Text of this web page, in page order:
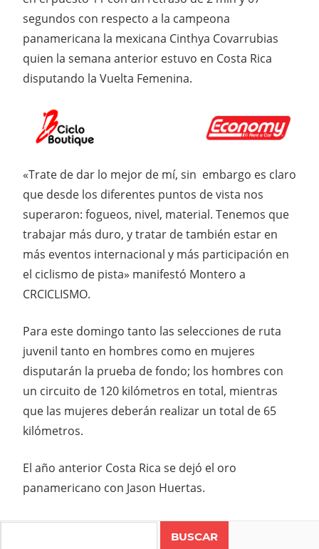
segundos con respecto a la campeona
panamericana la mexicana Cinthya Covarrubias
quien la semana anterior estuvo en Costa Rica
disputando la Vuelta Femenina.
«Trate de dar lo mejor de mí, sin embargo es claro
que desde los diferentes puntos de vista nos
superaron: fogueos, nivel, material. Tenemos que
trabajar más duro, y tratar de también estar en
más eventos internacional y más participación en
el ciclismo de pista» manifestó Montero a
CRCICLISMO.
Para este domingo tanto las selecciones de ruta
juvenil tanto en hombres como en mujeres
disputarán la prueba de fondo; los hombres con
un circuito de 120 kilómetros en total, mientras
que las mujeres deberán realizar un total de 65
kilómetros.
El año anterior Costa Rica se dejó el oro
panamericano con Jason Huertas.